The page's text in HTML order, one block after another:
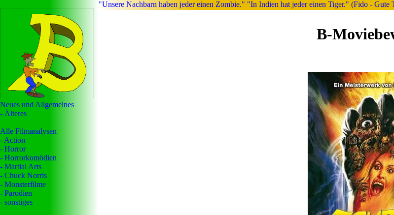
Neues und Allgemeines
- Älteres
Alle Filmanalysen
- Action
- Horror
- Horrorkomödien
- Martial Arts
- Chuck Norris
- Monsterfilme
- Parodien
- sonstiges
"Unsere Nachbarn haben jeder einen Zombie." "In Indien hat jeder einen Tiger." (Fido - Gute
B-